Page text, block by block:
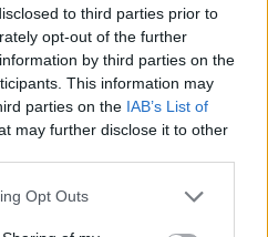
to third parties prior to
opt-out of the further
by third parties on the
This information may
parties on the IAB’s List of
may further disclose it to other
Opt Outs
ir neprarasti ryšio su